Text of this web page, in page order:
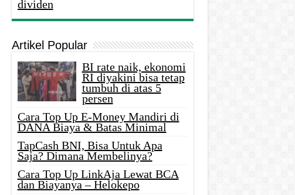
dividen
Artikel Popular
BI rate naik, ekonomi
RI diyakini bisa tetap
tumbuh di atas 5
persen
Cara Top Up E-Money Mandiri di
DANA Biaya & Batas Minimal
TapCash BNI, Bisa Untuk Apa
Saja? Dimana Membelinya?
Cara Top Up LinkAja Lewat BCA
dan Biayanya – Helokepo